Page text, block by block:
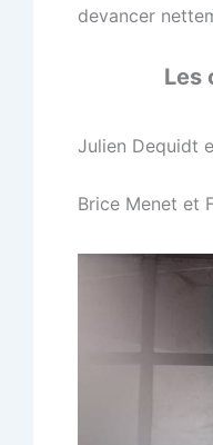
devancer
Les
Julien Dequidt
Brice Menet et